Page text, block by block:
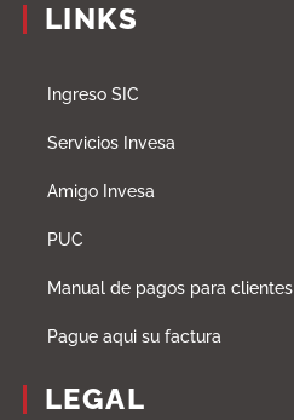
LINKS
Ingreso SIC
Servicios Invesa
Amigo Invesa
PUC
Manual de pagos para clientes
Pague aqui su factura
LEGAL